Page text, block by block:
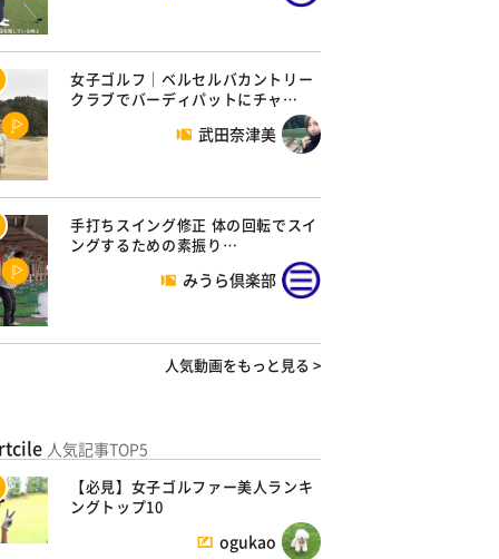
女子ゴルフ｜ベルセルバカントリー
クラブでバーディパットにチャ…
武田奈津美
手打ちスイング修正 体の回転でスイ
ングするための素振り…
みうら倶楽部
人気動画をもっと見る >
人気記事TOP5
【必見】女子ゴルファー美人ランキ
ングトップ10
ogukao